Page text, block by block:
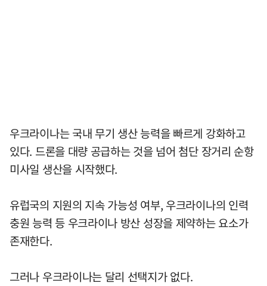
우크라이나는 국내 무기 생산 능력을 빠르게 강화하고
있다. 드론을 대량 공급하는 것을 넘어 첨단 장거리 순항
미사일 생산을 시작했다.
유럽국의 지원의 지속 가능성 여부, 우크라이나의 인력
충원 능력 등 우크라이나 방산 성장을 제약하는 요소가
존재한다.
그러나 우크라이나는 달리 선택지가 없다.